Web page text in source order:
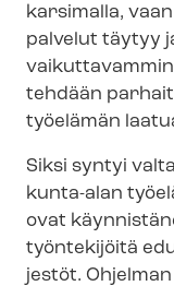
karsimalla,
palvelut täytyy
vaikuttavammin
tehdään
työelämän
Siksi syntyi
kunta-alan
ovat
työntekijöitä
jes­töt.